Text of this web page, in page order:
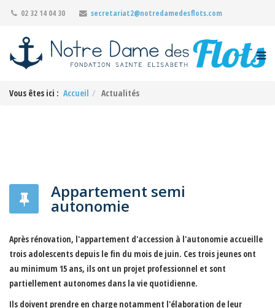
02 32 14 04 30 secretariat2@notredamedesflots.com
Vous êtes ici : Accueil Actualités
Appartement semi
autonomie
Après rénovation, l'appartement d'accession à l'autonomie accueille
trois adolescents depuis le fin du mois de juin. Ces trois jeunes ont
au minimum 15 ans, ils ont un projet professionnel et sont
partiellement autonomes dans la vie quotidienne.
Ils doivent prendre en charge notamment l'élaboration de leur